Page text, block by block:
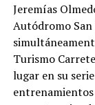
Nicolás
disputó31
recorrido
valor para su
automovilismo
Jeremías
Autódromo
Turismo
lugar en su